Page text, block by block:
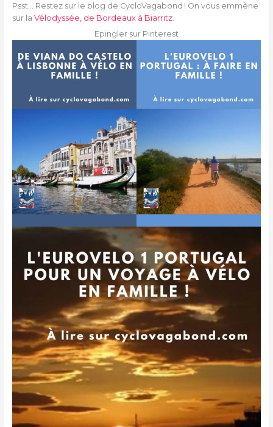
Psst… Restez sur le blog de CycloVagabond ! On vous emmène
sur la Vélodyssée, de Bordeaux à Biarritz.
Epingler sur Pinterest